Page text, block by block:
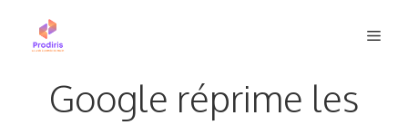
Google réprime les